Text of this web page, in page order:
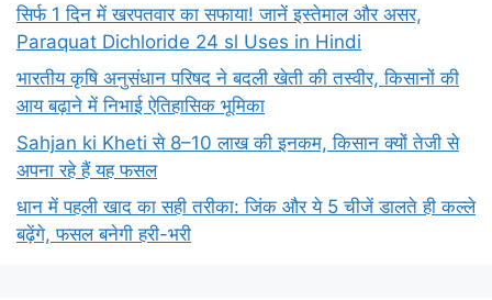
सिर्फ 1 दिन में खरपतवार का सफाया! जानें इस्तेमाल और असर,
Paraquat Dichloride 24 sl Uses in Hindi
भारतीय कृषि अनुसंधान परिषद ने बदली खेती की तस्वीर, किसानों की
आय बढ़ाने में निभाई ऐतिहासिक भूमिका
Sahjan ki Kheti से 8–10 लाख की इनकम, किसान क्यों तेजी से
अपना रहे हैं यह फसल
धान में पहली खाद का सही तरीका: जिंक और ये 5 चीजें डालते ही कल्ले
बढ़ेंगे, फसल बनेगी हरी-भरी